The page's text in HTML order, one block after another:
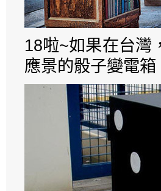
18啦~如果在台灣
應景的骰子變電箱